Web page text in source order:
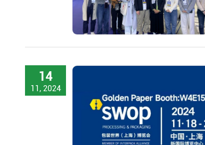
14
11, 2024